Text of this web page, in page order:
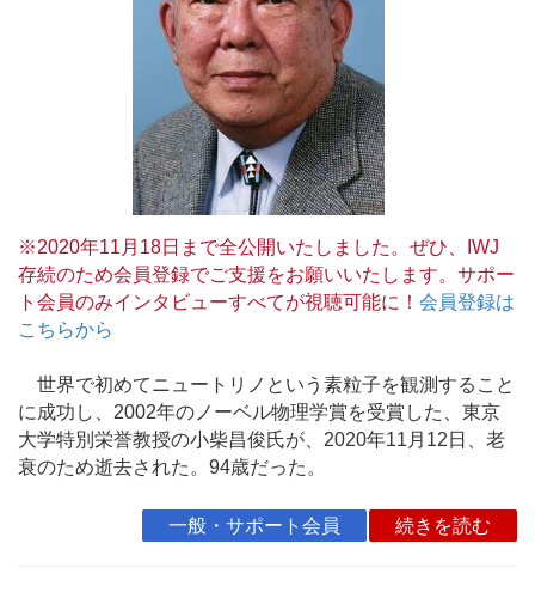
※2020年11月18日まで全公開いたしました。ぜひ、IWJ
存続のため会員登録でご支援をお願いいたします。サポー
ト会員のみインタビューすべてが視聴可能に！ 会員登録は
こちらから
世界で初めてニュートリノという素粒子を観測すること
に成功し、2002年のノーベル物理学賞を受賞した、東京
大学特別栄誉教授の小柴昌俊氏が、2020年11月12日、老
衰のため逝去された。94歳だった。
一般・サポート会員 続きを読む